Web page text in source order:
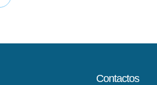
Contactos